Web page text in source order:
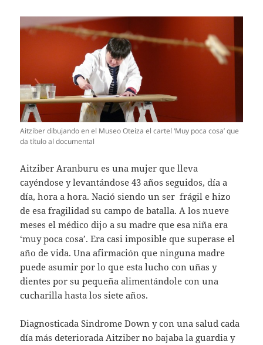
Aitziber dibujando en el Museo Oteiza el cartel ‘Muy poca cosa’ que
da título al documental
Aitziber Aranburu es una mujer que lleva
cayéndose y levantándose 43 años seguidos, día a
día, hora a hora. Nació siendo un ser frágil e hizo
de esa fragilidad su campo de batalla. A los nueve
meses el médico dijo a su madre que esa niña era
‘muy poca cosa’. Era casi imposible que superase el
año de vida. Una afirmación que ninguna madre
puede asumir por lo que esta lucho con uñas y
dientes por su pequeña alimentándole con una
cucharilla hasta los siete años.
Diagnosticada Sindrome Down y con una salud cada
día más deteriorada Aitziber no bajaba la guardia y